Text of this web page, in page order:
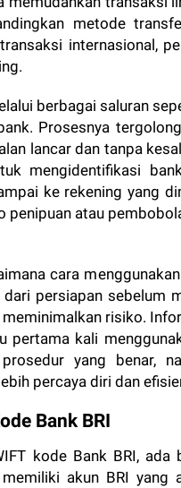
metode
internasional,
berbagai saluran
Prosesnya
lancar dan tanpa
mengidentifikasi
ke rekening yang
penipuan atau
cara
persiapan sebelum
risiko.
kali
yang benar,
percaya diri dan
Bank BRI
kode Bank BRI, ada
akun BRI